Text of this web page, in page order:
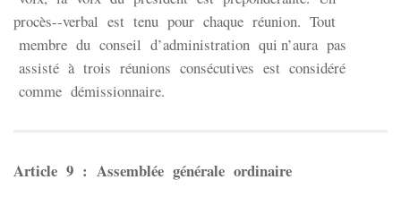
procès-­‐verbal est tenu pour chaque réunion. Tout
membre du conseil d’administration qui n’aura pas
assisté à trois réunions consécutives est considéré
comme démissionnaire.
Article 9 : Assemblée générale ordinaire